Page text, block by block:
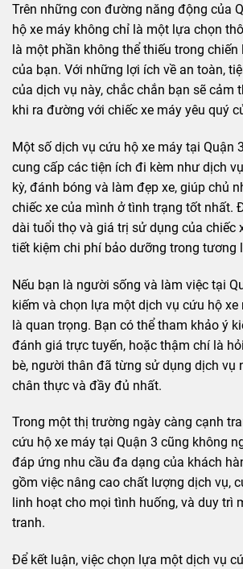
Trên những con đường năng động của
hộ xe máy không chỉ là một lựa chọn
là một phần không thể thiếu trong
của bạn. Với những lợi ích về an toàn,
của dịch vụ này, chắc chắn bạn sẽ cảm
khi ra đường với chiếc xe máy yêu quý
Một số dịch vụ cứu hộ xe máy tại Quận
cung cấp các tiện ích đi kèm như dịch
kỳ, đánh bóng và làm đẹp xe, giúp chủ
chiếc xe của mình ở tình trạng tốt nhất.
dài tuổi thọ và giá trị sử dụng của chiếc
tiết kiệm chi phí bảo dưỡng trong tương
Nếu bạn là người sống và làm việc tại
kiếm và chọn lựa một dịch vụ cứu hộ
là quan trọng. Bạn có thể tham khảo ý
đánh giá trực tuyến, hoặc thậm chí là
bè, người thân đã từng sử dụng dịch vụ
chân thực và đầy đủ nhất.
Trong một thị trường ngày càng cạnh
cứu hộ xe máy tại Quận 3 cũng không
đáp ứng nhu cầu đa dạng của khách
gồm việc nâng cao chất lượng dịch vụ,
linh hoạt cho mọi tình huống, và duy trì
tranh.
Để kết luận, việc chọn lựa một dịch vụ